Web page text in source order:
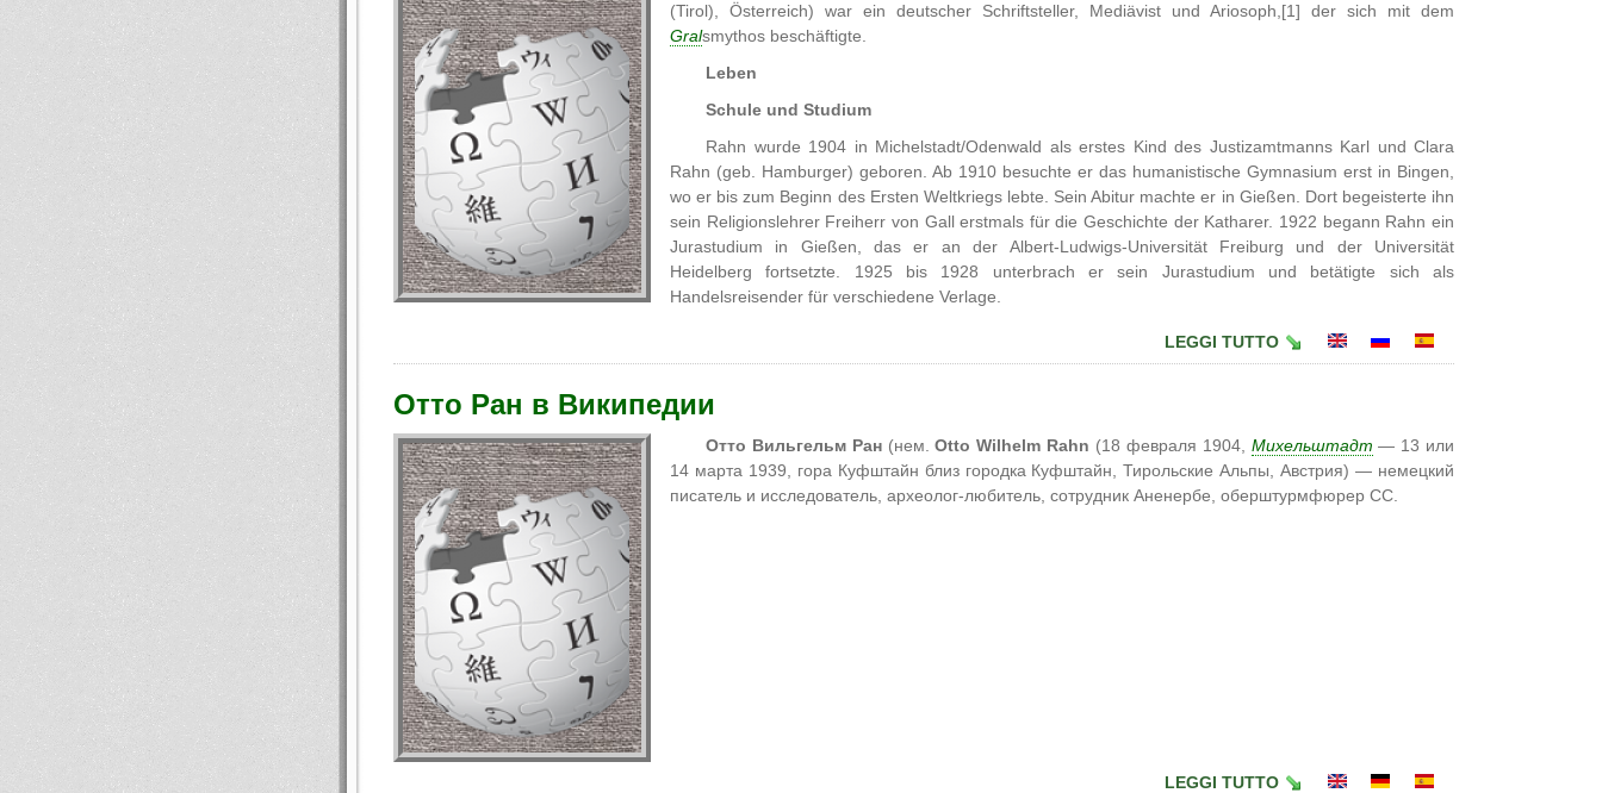
(Tirol), Österreich) war ein deutscher Schriftsteller, Mediävist und Ariosoph,[1] der sich mit dem
Gralsmythos beschäftigte.
Leben
Schule und Studium
Rahn wurde 1904 in Michelstadt/Odenwald als erstes Kind des Justizamtmanns Karl und Clara
Rahn (geb. Hamburger) geboren. Ab 1910 besuchte er das humanistische Gymnasium erst in Bingen,
wo er bis zum Beginn des Ersten Weltkriegs lebte. Sein Abitur machte er in Gießen. Dort begeisterte ihn
sein Religionslehrer Freiherr von Gall erstmals für die Geschichte der Katharer. 1922 begann Rahn ein
Jurastudium in Gießen, das er an der Albert-Ludwigs-Universität Freiburg und der Universität
Heidelberg fortsetzte. 1925 bis 1928 unterbrach er sein Jurastudium und betätigte sich als
Handelsreisender für verschiedene Verlage.
LEGGI TUTTO
Отто Ран в Википедии
Отто Вильгельм Ран(нем.Otto Wilhelm Rahn (18 февраля 1904, Михельштадт — 13 или
14 марта 1939, гора Куфштайн близ городка Куфштайн, Тирольские Альпы, Австрия) — немецкий
писатель и исследователь, археолог-любитель, сотрудник Аненербе, оберштурмфюрер СС.
LEGGI TUTTO